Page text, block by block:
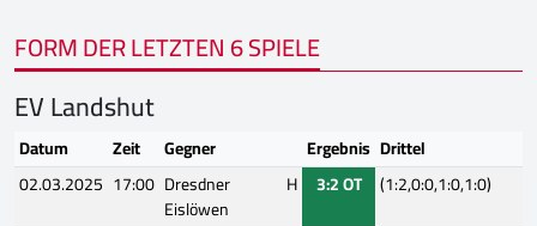
FORM DER LETZTEN 6 SPIELE
EV Landshut
Datum Zeit Gegner Ergebnis Drittel
02.03.2025 17:00 Dresdner
Eislöwen
H 3:2 OT (1:2,0:0,1:0,1:0)